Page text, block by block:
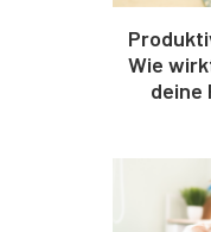
Wie
deine